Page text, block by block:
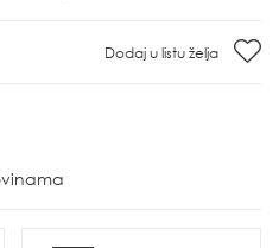
Dodaj u listu želja